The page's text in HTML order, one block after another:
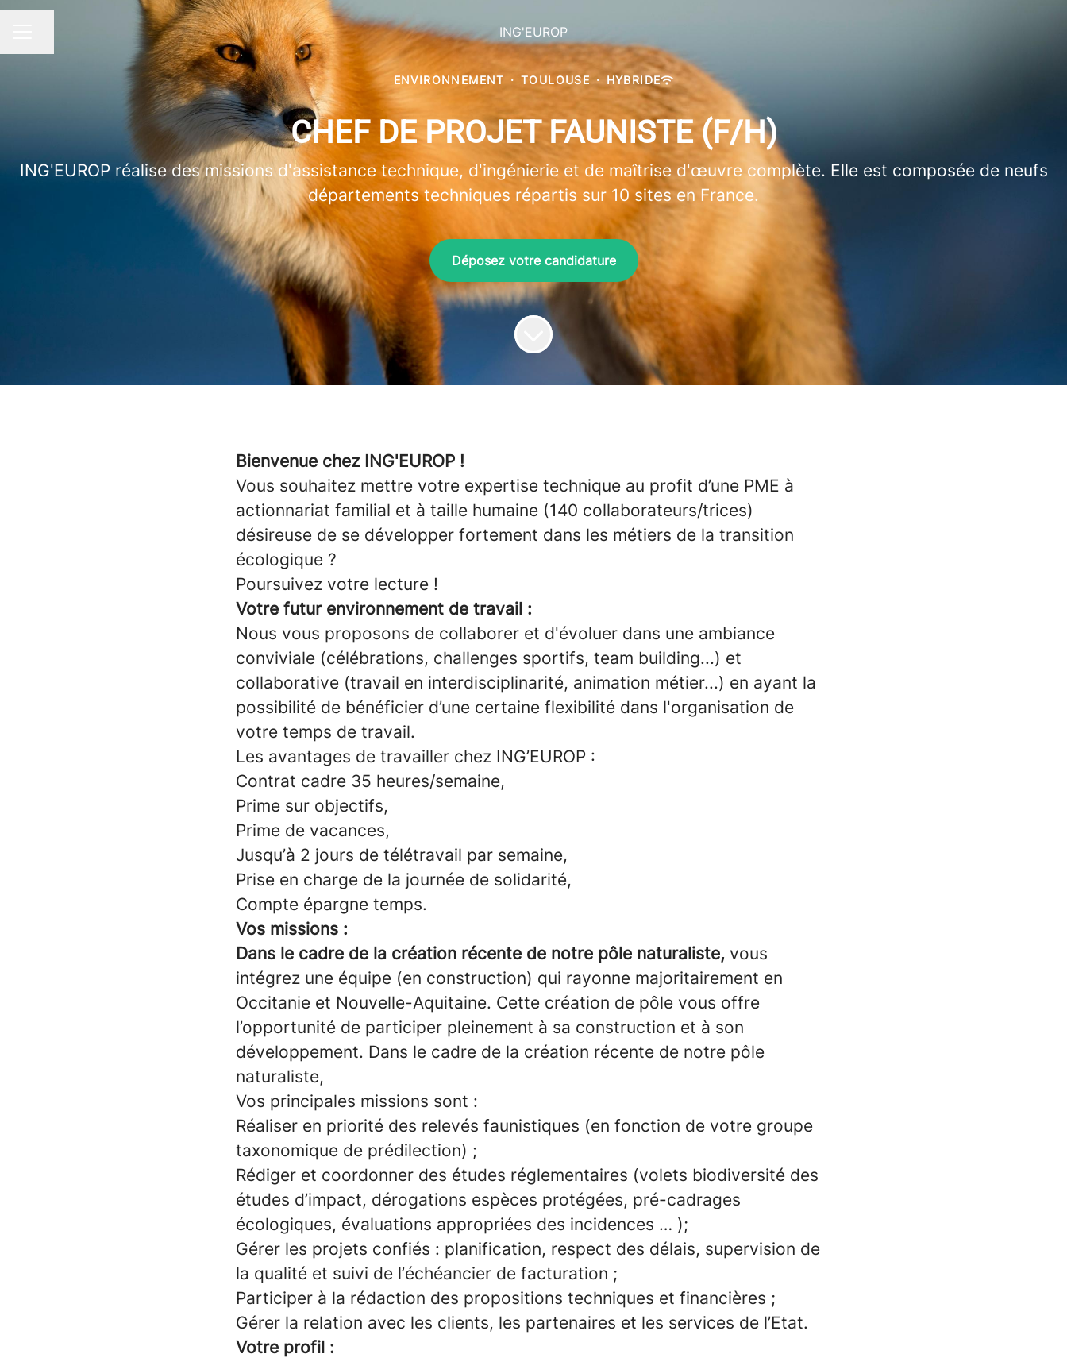
ING'EUROP
ENVIRONNEMENT · TOULOUSE · HYBRIDE
CHEF DE PROJET FAUNISTE (F/H)
ING'EUROP réalise des missions d'assistance technique, d'ingénierie et de maîtrise d'œuvre complète. Elle est composée de neufs
départements techniques répartis sur 10 sites en France.
Déposez votre candidature
Bienvenue chez ING'EUROP !
Vous souhaitez mettre votre expertise technique au profit d’une PME à
actionnariat familial et à taille humaine (140 collaborateurs/trices)
désireuse de se développer fortement dans les métiers de la transition
écologique ?
Poursuivez votre lecture !
Votre futur environnement de travail :
Nous vous proposons de collaborer et d'évoluer dans une ambiance
conviviale (célébrations, challenges sportifs, team building...) et
collaborative (travail en interdisciplinarité, animation métier...) en ayant la
possibilité de bénéficier d’une certaine flexibilité dans l'organisation de
votre temps de travail.
Les avantages de travailler chez ING’EUROP :
Contrat cadre 35 heures/semaine,
Prime sur objectifs,
Prime de vacances,
Jusqu’à 2 jours de télétravail par semaine,
Prise en charge de la journée de solidarité,
Compte épargne temps.
Vos missions :
Dans le cadre de la création récente de notre pôle naturaliste, vous
intégrez une équipe (en construction) qui rayonne majoritairement en
Occitanie et Nouvelle-Aquitaine. Cette création de pôle vous offre
l’opportunité de participer pleinement à sa construction et à son
développement. Dans le cadre de la création récente de notre pôle
naturaliste,
Vos principales missions sont :
Réaliser en priorité des relevés faunistiques (en fonction de votre groupe
taxonomique de prédilection) ;
Rédiger et coordonner des études réglementaires (volets biodiversité des
études d’impact, dérogations espèces protégées, pré-cadrages
écologiques, évaluations appropriées des incidences … );
Gérer les projets confiés : planification, respect des délais, supervision de
la qualité et suivi de l’échéancier de facturation ;
Participer à la rédaction des propositions techniques et financières ;
Gérer la relation avec les clients, les partenaires et les services de l’Etat.
Votre profil :